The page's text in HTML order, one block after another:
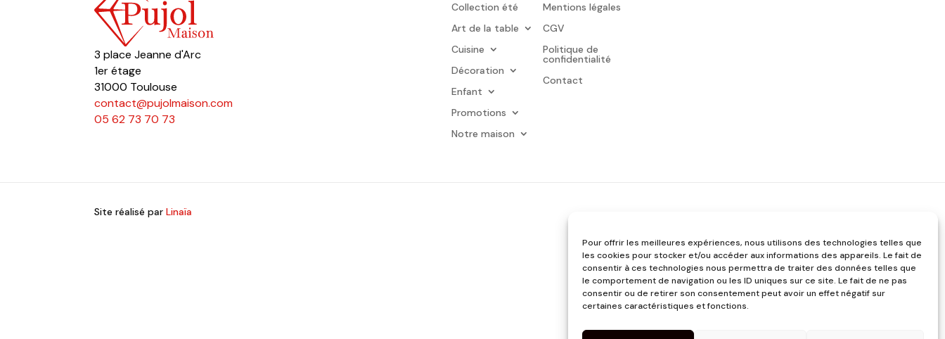
Pour offrir les meilleures expériences, nous utilisons des technologies telles que
les cookies pour stocker et/ou accéder aux informations des appareils. Le fait de
consentir à ces technologies nous permettra de traiter des données telles que
le comportement de navigation ou les ID uniques sur ce site. Le fait de ne pas
consentir ou de retirer son consentement peut avoir un effet négatif sur
certaines caractéristiques et fonctions.
3 place Jeanne d'Arc
1er étage
31000 Toulouse
contact@pujolmaison.com
05 62 73 70 73
Collection été
Art de la table
Cuisine
Décoration
Enfant
Promotions
Notre maison
Mentions légales
CGV
Politique de
confidentialité
Contact
Site réalisé parLinaïa